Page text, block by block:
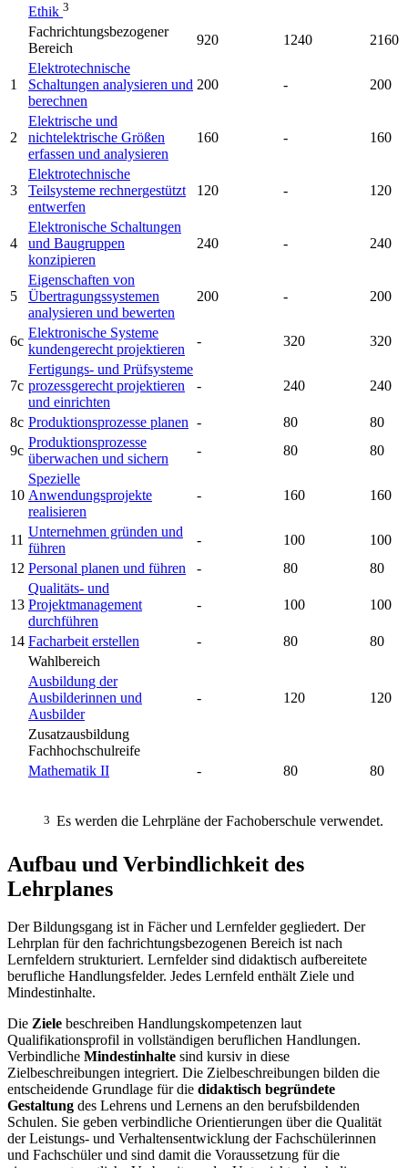
Ethik 3
Fachrichtungsbezogener
Bereich
920 1240 2160
1
Elektrotechnische
Schaltungen analysieren und
berechnen
200 - 200
2
Elektrische und
nichtelektrische Größen
erfassen und analysieren
160 - 160
3
Elektrotechnische
Teilsysteme rechnergestützt
entwerfen
120 - 120
4
Elektronische Schaltungen
und Baugruppen
konzipieren
240 - 240
5
Eigenschaften von
Übertragungssystemen
analysieren und bewerten
200 - 200
6c
Elektronische Systeme
kundengerecht projektieren
- 320 320
7c
Fertigungs- und Prüfsysteme
prozessgerecht projektieren
und einrichten
- 240 240
8c Produktionsprozesse planen - 80
80
9c
Produktionsprozesse
überwachen und sichern
- 80 80
10
Spezielle
Anwendungsprojekte
realisieren
- 160 160
11
Unternehmen gründen und
führen
- 100
100
12 Personal planen und führen - 80 80
13
Qualitäts- und
Projektmanagement
durchführen
- 100 100
14 Facharbeit erstellen - 80
80
Wahlbereich
Ausbildung der
Ausbilderinnen und
Ausbilder
- 120 120
Zusatzausbildung
Fachhochschulreife
Mathematik II
- 80 80
3 Es werden die Lehrpläne der Fachoberschule verwendet.
Aufbau und Verbindlichkeit des
Lehrplanes
Der Bildungsgang ist in Fächer und Lernfelder gegliedert. Der
Lehrplan für den fachrichtungsbezogenen Bereich ist nach
Lernfeldern strukturiert. Lernfelder sind didaktisch aufbereitete
berufliche Handlungsfelder. Jedes Lernfeld enthält Ziele und
Mindestinhalte.
Die Ziele beschreiben Handlungskompetenzen laut
Qualifikationsprofil in vollständigen beruflichen Handlungen.
Verbindliche Mindestinhalte sind kursiv in diese
Zielbeschreibungen integriert. Die Zielbeschreibungen bilden die
entscheidende Grundlage für die didaktisch begründete
Gestaltung des Lehrens und Lernens an den berufsbildenden
Schulen. Sie geben verbindliche Orientierungen über die Qualität
der Leistungs- und Verhaltensentwicklung der Fachschülerinnen
und Fachschüler und sind damit die Voraussetzung für die